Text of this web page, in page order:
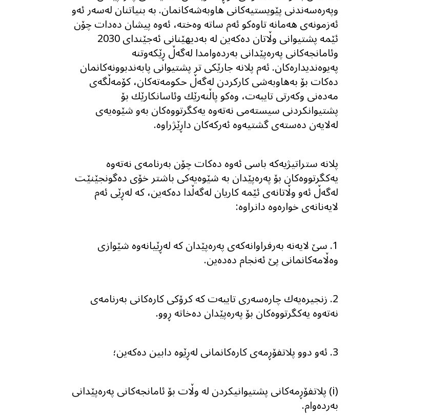
وپەرەسەندنی پێویستیەکانی هاوبەشەکانمان. بە بنیاتنان لەسەر ئەو
ئەزمونەی هەمانە تاوەکو ئەم ساتە وەختە، ئەوە پیشان دەدات چۆن
ئێمە پشتیوانی وڵاتان دەکەین لە بەدیهێنانی ئەجێندای 2030
وئامانجەکانی پەرەپێدانی بەردەوامدا لەگەڵ ڕێکەوتنە
پەیوەندیدارەکان. ئەم پلانە جارێكى تر پشتیوانی پابەندبوونەکانمان
دەکات بۆ به‌هاوبه‌شى کارکردن لەگەڵ حکومەتەکان، کۆمەڵگەی
مەدەنی وکەرتی تایبەت، وەکو پاڵنه‌رێك وئاسانکارێك بۆ
پشتیوانکردنی سیستەمی نەتەوە یەکگرتووەکان بەو شێوەیەی
لەلایەن دەستەی گشتیەوە ئه‌ركه‌كان داڕێژراوە.
پلانە ستراتیژیەکە باسی ئەوە دەکات چۆن بەرنامەی نەتەوە
یەکگرتووەکان بۆ پەرەپێدان بە شێوەیەکی باشتر خۆی دەگونجێنێت
لەگەڵ ئه‌و ‌وڵاتانەی ئێمە کاریان لەگەڵدا دەکەین، کە لەڕێی ئەم
لایەنانەی خوارەوە دانراوە:
1. سێ لایەنە بەرفراوانەکەی پەرەپێدان کە لەڕێیانەوە شێوازی
وەڵامەکانمانی پێ ئەنجام دەدەین.
2. زنجیرەیەك چارەسەری تایبەت کە کرۆکی کارەکانی بەرنامەی
نەتەوە یەکگرتووەکان بۆ پەرەپێدان دەخاتە ڕوو.
3. ئەو دوو پلاتفۆڕمەی کاره‌کانمانی لەڕێوە دابین دەکەین؛
(i) پلاتفۆڕمەکانی پشتیوانیکردن لە وڵات بۆ ئامانجەکانی پەرەپێدانی
بەردەوام.